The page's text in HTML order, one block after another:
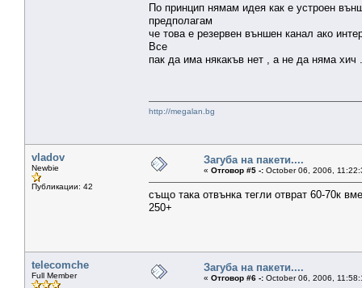
По принцип нямам идея как е устроен
предполагам
че това е резервен външен канал ако
Все
пак да има някакъв нет , а не да няма хич .
http://megalan.bg
vladov
Newbie
Публикации: 42
Загуба на пакети....
« Отговор #5 -: October 06, 2006,
също така отвънка тегли отврат 60-70к
250+
telecomche
Full Member
Загуба на пакети....
« Отговор #6 -: October 06, 2006,